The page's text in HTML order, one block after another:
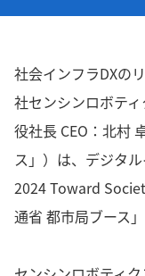
社会インフラDXの
社センシンロボテ
役社長 CEO：北村
ス」）は、デジタ
2024 Toward
通省 都市局ブース